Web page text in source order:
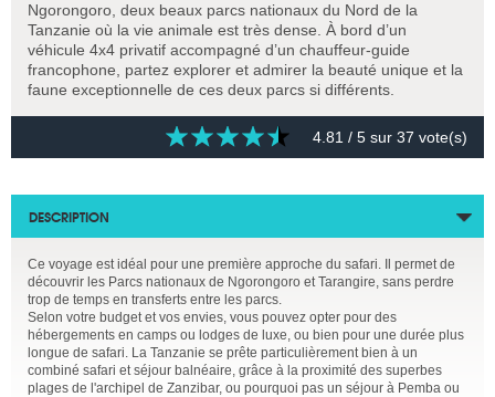
Ngorongoro, deux beaux parcs nationaux du Nord de la
Tanzanie où la vie animale est très dense. À bord d’un
véhicule 4x4 privatif accompagné d’un chauffeur-guide
francophone, partez explorer et admirer la beauté unique et la
faune exceptionnelle de ces deux parcs si différents.
4.81 / 5 sur 37 vote(s)
DESCRIPTION
Ce voyage est idéal pour une première approche du safari. Il permet de
découvrir les Parcs nationaux de Ngorongoro et Tarangire, sans perdre
trop de temps en transferts entre les parcs.
Selon votre budget et vos envies, vous pouvez opter pour des
hébergements en camps ou lodges de luxe, ou bien pour une durée plus
longue de safari. La Tanzanie se prête particulièrement bien à un
combiné safari et séjour balnéaire, grâce à la proximité des superbes
plages de l'archipel de Zanzibar, ou pourquoi pas un séjour à Pemba ou